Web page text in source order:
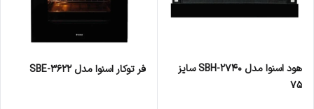
هود اسنوا مدل SBH-2740 سایز
75
فر توکار اسنوا مدل SBE-3622